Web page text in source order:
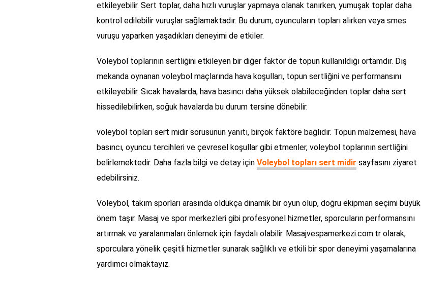
etkileyebilir. Sert toplar, daha hızlı vuruşlar yapmaya olanak tanırken, yumuşak toplar daha
kontrol edilebilir vuruşlar sağlamaktadır. Bu durum, oyuncuların topları alırken veya smes
vuruşu yaparken yaşadıkları deneyimi de etkiler.
Voleybol toplarının sertliğini etkileyen bir diğer faktör de topun kullanıldığı ortamdır. Dış
mekanda oynanan voleybol maçlarında hava koşulları, topun sertliğini ve performansını
etkileyebilir. Sıcak havalarda, hava basıncı daha yüksek olabileceğinden toplar daha sert
hissedilebilirken, soğuk havalarda bu durum tersine dönebilir.
voleybol topları sert midir sorusunun yanıtı, birçok faktöre bağlıdır. Topun malzemesi, hava
basıncı, oyuncu tercihleri ve çevresel koşullar gibi etmenler, voleybol toplarının sertliğini
belirlemektedir. Daha fazla bilgi ve detay için Voleybol topları sert midir sayfasını ziyaret
edebilirsiniz.
Voleybol, takım sporları arasında oldukça dinamik bir oyun olup, doğru ekipman seçimi büyük
önem taşır. Masaj ve spor merkezleri gibi profesyonel hizmetler, sporcuların performansını
artırmak ve yaralanmaları önlemek için faydalı olabilir. Masajvespamerkezi.com.tr olarak,
sporculara yönelik çeşitli hizmetler sunarak sağlıklı ve etkili bir spor deneyimi yaşamalarına
yardımcı olmaktayız.